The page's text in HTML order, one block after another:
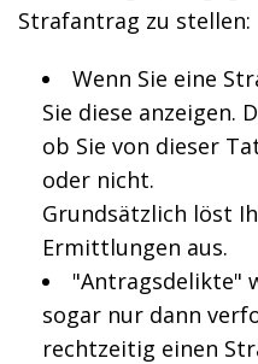
Strafantrag zu stellen:
Wenn Sie eine
Sie diese anzeigen.
ob Sie von dieser
oder nicht.
Grundsätzlich löst
Ermittlungen aus.
"Antragsdelikte"
sogar nur dann
rechtzeitig einen